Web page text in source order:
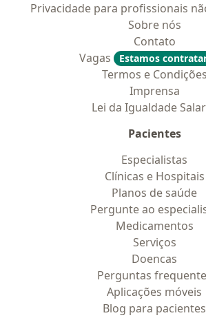
Privacidade para profissionais
Sobre nós
Contato
Vagas
Estamos
Termos e Condições
Imprensa
Lei da Igualdade
Pacientes
Especialistas
Clínicas e Hospitais
Planos de saúde
Pergunte ao
Medicamentos
Serviços
Doencas
Perguntas
Aplicações móveis
Blog para pacientes